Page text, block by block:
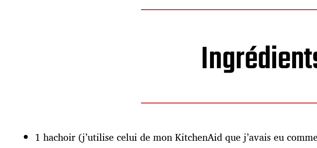
1 hachoir (j’utilise celui de mon KitchenAid que j’avais eu